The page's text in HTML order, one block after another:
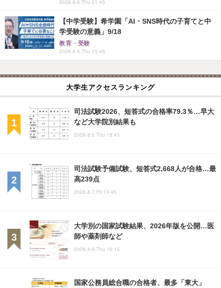
2026.8.6 Thu 21:45
【中学受験】希学園「AI・SNS時代の子育てと中
学受験の意義」9/18
教育・受験
2026.8.6 Thu 15:45
大学生アクセスランキング
司法試験2026、短答式の合格率79.3％…早大
など大学院別結果も
2026.8.6 Thu 18:45
司法試験予備試験、短答式2,668人が合格…最
高239点
2026.8.7 Fri 13:45
大学別の国家試験結果、2026年版を公開…医
師や薬剤師など
2026.4.9 Thu 16:15
国家公務員総合職の合格者、最多「東大」